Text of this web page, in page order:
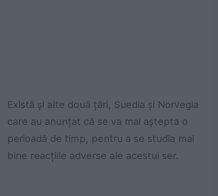
Există și alte două țări, Suedia și Norvegia
care au anunțat că se va mai aștepta o
perioadă de timp, pentru a se studia mai
bine reacțiile adverse ale acestui ser.